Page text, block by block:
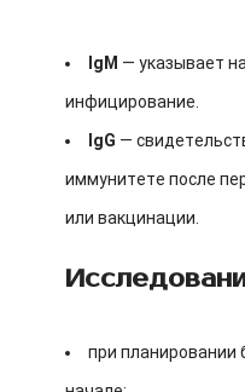
IgM — указывает
инфицирование.
IgG —
иммунитете после
или вакцинации.
при планировании